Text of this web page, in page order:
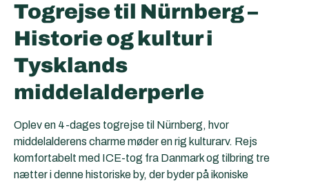
Togrejse til Nürnberg –
Historie og kultur i
Tysklands
middelalderperle
Oplev en 4-dages togrejse til Nürnberg, hvor
middelalderens charme møder en rig kulturarv. Rejs
komfortabelt med ICE-tog fra Danmark og tilbring tre
nætter i denne historiske by, der byder på ikoniske